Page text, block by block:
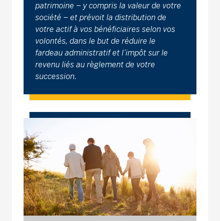
patrimoine – y compris la valeur de votre
société – et prévoit la distribution de
votre actif à vos bénéficiaires selon vos
volontés, dans le but de réduire le
fardeau administratif et l’impôt sur le
revenu liés au règlement de votre
succession.